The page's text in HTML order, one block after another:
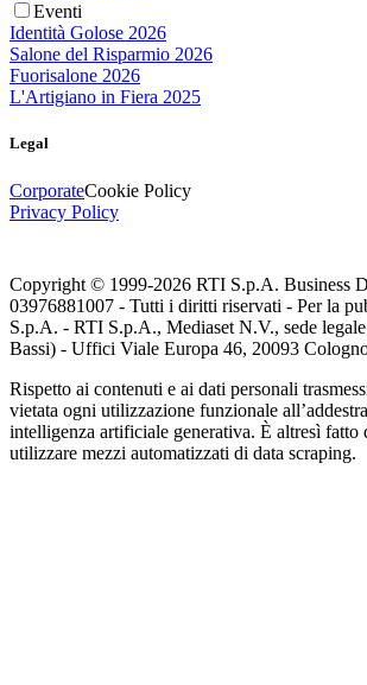
Eventi
Identità Golose 2026
Salone del Risparmio 2026
Fuorisalone 2026
L'Artigiano in Fiera 2025
Legal
CorporateCookie Policy
Privacy Policy
Copyright © 1999-2026 RTI S.p.A. Business
03976881007 - Tutti i diritti riservati - Per la
S.p.A. - RTI S.p.A., Mediaset N.V., sede
Bassi) - Uffici Viale Europa 46, 20093
Rispetto ai contenuti e ai dati personali
vietata ogni utilizzazione funzionale
intelligenza artificiale generativa. È altresì fatto
utilizzare mezzi automatizzati di data scraping.